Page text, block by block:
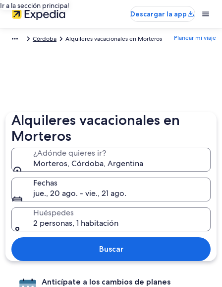
Ir a la sección principal
Descargar la app
Córdoba Alquileres vacacionales en Morteros Planear mi viaje
Alquileres vacacionales en
Morteros
¿Adónde quieres ir?
Morteros, Córdoba, Argentina
Fechas
jue., 20 ago. - vie., 21 ago.
Huéspedes
2 personas, 1 habitación
Buscar
Anticípate a los cambios de planes